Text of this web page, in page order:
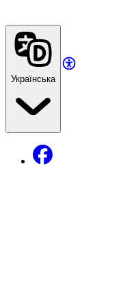
Українська
Facebook